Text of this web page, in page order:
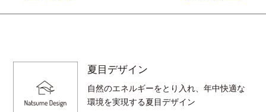
夏目デザイン
自然のエネルギーをとり入れ、年中快適な
環境を実現する夏目デザイン